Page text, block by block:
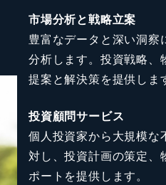
市場分析と戦略立案
豊富なデータと深い洞察
分析します。投資戦略、
提案と解決策を提供しま
投資顧問サービス
個人投資家から大規模な
対し、投資計画の策定、
ポートを提供します。